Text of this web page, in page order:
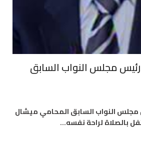
مجلس النواب السابق
النواب السابق المحامي ميشال
بالصلاة لراحة نفسه…